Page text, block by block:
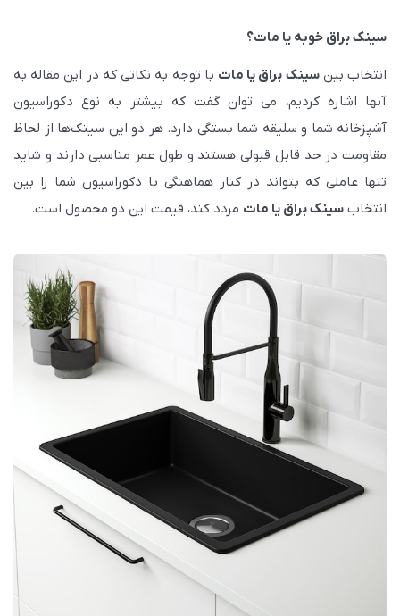
سینک براق خوبه یا مات؟
انتخاب بینسینک براق یا مات با توجه به نکاتی که در این مقاله به
آنها اشاره کردیم، می توان گفت که بیشتر به نوع دکوراسیون
آشپزخانه شما و سلیقه شما بستگی دارد. هر دو این سینک‌ها از لحاظ
مقاومت در حد قابل قبولی هستند و طول عمر مناسبی دارند و شاید
تنها عاملی که بتواند در کنار هماهنگی با دکوراسیون شما را بین
انتخاب سینک براق یا مات مردد کند، قیمت این دو محصول است.